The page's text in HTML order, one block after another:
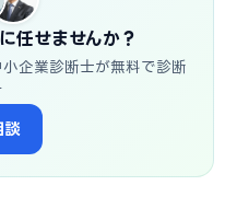
任せませんか？
企業診断士が無料で診断
談